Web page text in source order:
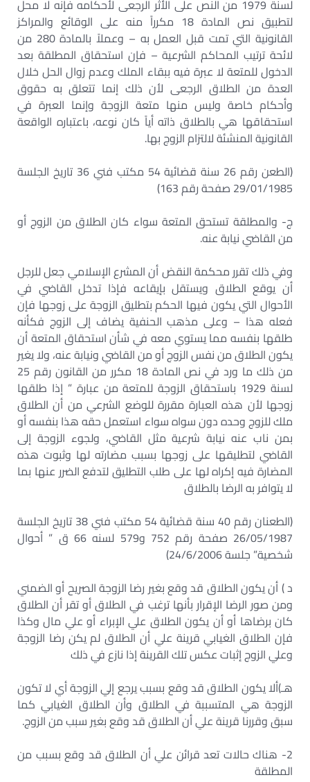
لسنة 1979 من النص على الأثر الرجعى لأحكامه فإنه لا محل
لتطبيق نص المادة 18 مكرراً منه على الوقائع والمراكز
القانونية التي تمت قبل العمل به – وعملاً بالمادة 280 من
لائحة ترتيب المحاكم الشرعية – فإن استحقاق المطلقة بعد
الدخول للمتعة لا عبرة فيه ببقاء الملك وعدم زوال الحل خلال
العدة من الطلاق الرجعى لأن ذلك إنما تتعلق به حقوق
وأحكام خاصة وليس منها متعة الزوجة وإنما العبرة في
استحقاقها هي بالطلاق ذاته أياً كان نوعه، باعتباره الواقعة
القانونية المنشئة لالتزام الزوج بها.
(الطعن رقم 26 سنة قضائية 54 مكتب فني 36 تاريخ الجلسة
29/01/1985 صفحة رقم 163)
ج- والمطلقة تستحق المتعة سواء كان الطلاق من الزوج أو
من القاضي نيابة عنه.
وفي ذلك تقرر محكمة النقض أن المشرع الإسلامي جعل للرجل
أن يوقع الطلاق ويستقل بإيقاعه فإذا تدخل القاضي في
الأحوال التي يكون فيها الحكم بتطليق الزوجة على زوجها فإن
فعله هذا – وعلى مذهب الحنفية يضاف إلى الزوج فكأنه
طلقها بنفسه مما يستوي معه في شأن استحقاق المتعة أن
يكون الطلاق من نفس الزوج أو من القاضي ونيابة عنه، ولا يغير
من ذلك ما ورد في نص المادة 18 مكرر من القانون رقم 25
لسنة 1929 باستحقاق الزوجة للمتعة من عبارة ” إذا طلقها
زوجها لأن هذه العبارة مقررة للوضع الشرعي من أن الطلاق
ملك للزوج وحده دون سواه سواء استعمل حقه هذا بنفسه أو
بمن ناب عنه نيابة شرعية مثل القاضي، ولجوء الزوجة إلى
القاضي لتطليقها على زوجها بسبب مضارته لها وثبوت هذه
المضارة فيه إكراه لها على طلب التطليق لتدفع الضرر عنها بما
لا يتوافر به الرضا بالطلاق
(الطعنان رقم 40 سنة قضائية 54 مكتب فني 38 تاريخ الجلسة
26/05/1987 صفحة رقم 752 و579 لسنه 66 ق ” أحوال
شخصية” جلسة 24/6/2006)
د ) أن يكون الطلاق قد وقع بغير رضا الزوجة الصريح أو الضمني
ومن صور الرضا الإقرار بأنها ترغب في الطلاق أو تقر أن الطلاق
كان برضاها أو أن يكون الطلاق علي الإبراء أو علي مال وكذا
فإن الطلاق الغيابي قرينة علي أن الطلاق لم يكن رضا الزوجة
وعلي الزوج إثبات عكس تلك القرينة إذا نازع في ذلك
هـ)ألا يكون الطلاق قد وقع بسبب يرجع إلي الزوجة أي لا تكون
الزوجة هي المتسببة في الطلاق وأن الطلاق الغيابي كما
سبق وقررنا قرينة علي أن الطلاق قد وقع بغير سبب من الزوج.
2- هناك حالات تعد قرائن علي أن الطلاق قد وقع بسبب من
المطلقة